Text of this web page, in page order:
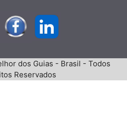
dos Guias - Brasil - Todos
Reservados